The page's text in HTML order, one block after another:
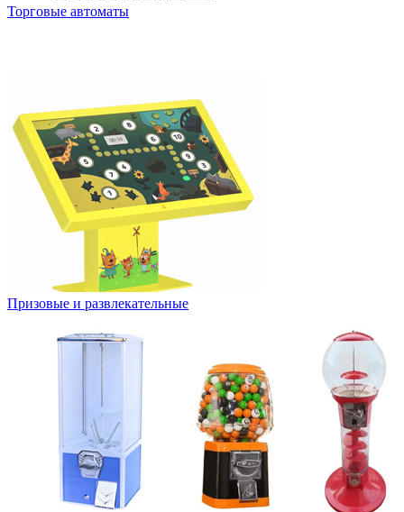
Торговые автоматы
Призовые и развлекательные